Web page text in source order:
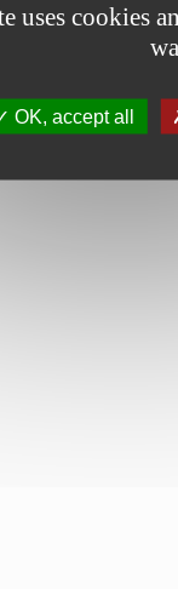
uses cookies
OK, accept all